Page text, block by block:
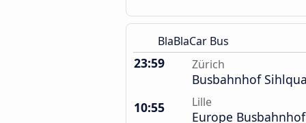
BlaBlaCar Bus
23:59 Zürich
Busbahnhof
10:55
Lille
Europe Busbahnhof